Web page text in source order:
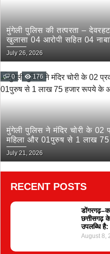
मुंगेली पुलिस की तत्परता –
खुलासा 04 आरोपी सहित 04
किया गिरफ्तार
July 26, 2026
0 176
मुंगेली पुलिस ने मंदिर चोरी के 02
महिला और 01पुरुष से 1 लाख
भेजा जेल
July 21, 2026
RECENT POSTS
छत्तीसगढ़
उपलब्धि है:
August 8,